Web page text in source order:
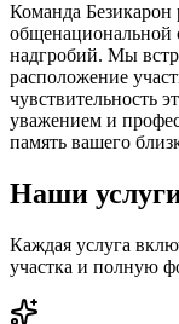
Команда Безикарон
общенациональной
надгробий. Мы
расположение
чувствительность
уважением и
память вашего
Наши
Каждая услуга
участка и полную